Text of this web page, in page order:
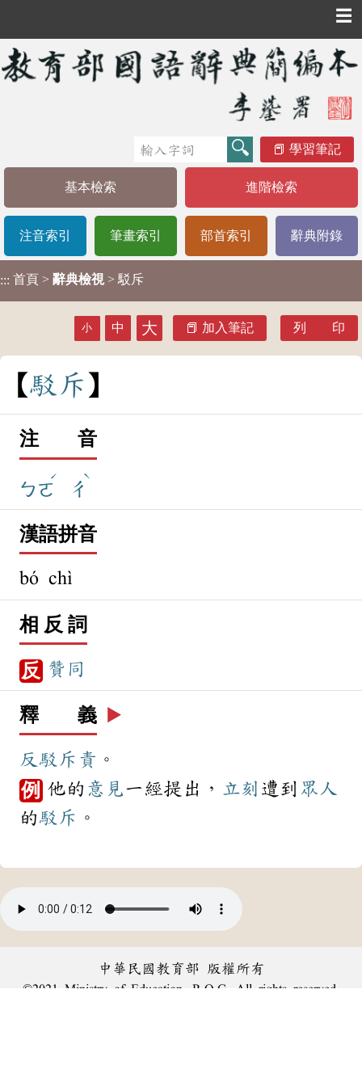
☰
學習筆記
基本檢索 進階檢索
注音索引 筆畫索引 部首索引 辭典附錄
::: 首頁 > 辭典檢視 > 駁斥
小 中 大 加入筆記 列 印
駁 斥
注 音
ㄅㄛ
ˊ
ㄔ
ˋ
漢語拼音
bó chì
相 反 詞
反 贊同
釋 義 ▶️
反駁 斥責 。
例 他的 意見一經提出， 立刻 遭到 眾人
的駁斥 。
中華民國教育部 版權所有
©2021 Ministry of Education, R.O.C. All rights reserved.